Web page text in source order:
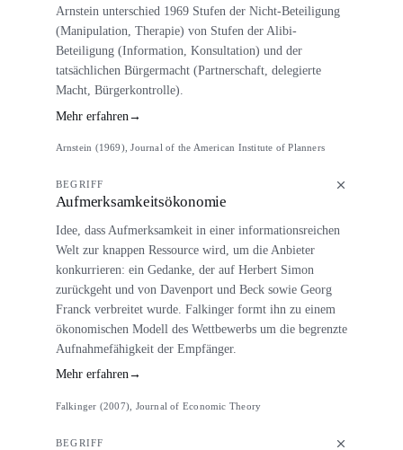
Arnstein unterschied 1969 Stufen der Nicht-Beteiligung
(Manipulation, Therapie) von Stufen der Alibi-
Beteiligung (Information, Konsultation) und der
tatsächlichen Bürgermacht (Partnerschaft, delegierte
Macht, Bürgerkontrolle).
Mehr erfahren →
Arnstein (1969), Journal of the American Institute of Planners
BEGRIFF
Aufmerksamkeitsökonomie
Idee, dass Aufmerksamkeit in einer informationsreichen
Welt zur knappen Ressource wird, um die Anbieter
konkurrieren: ein Gedanke, der auf Herbert Simon
zurückgeht und von Davenport und Beck sowie Georg
Franck verbreitet wurde. Falkinger formt ihn zu einem
ökonomischen Modell des Wettbewerbs um die begrenzte
Aufnahmefähigkeit der Empfänger.
Mehr erfahren→
Falkinger (2007), Journal of Economic Theory
BEGRIFF